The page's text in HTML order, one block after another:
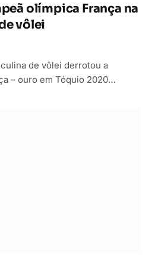
olímpica França na
vôlei
de vôlei derrotou a
– ouro em Tóquio 2020…